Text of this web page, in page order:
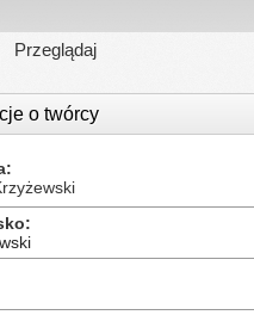
Przeglądaj
o twórcy